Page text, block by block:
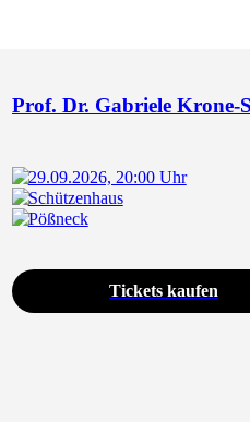
Prof. Dr. Gabriele Krone-
29.09.2026, 20:00 Uhr
Schützenhaus
Pößneck
Tickets kaufen